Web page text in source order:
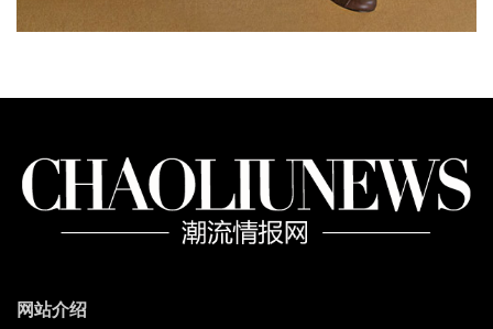
网站介绍